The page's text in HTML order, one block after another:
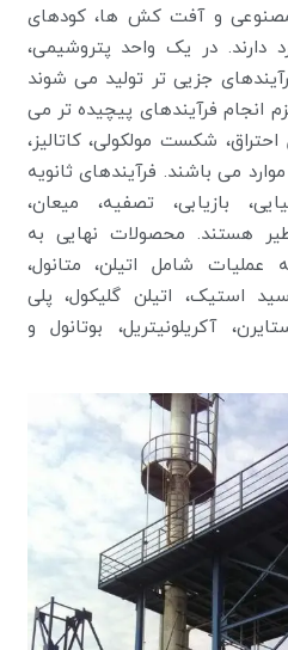
و آفت کش ها، کودهای
دارند. در یک واحد پتروشیمی،
جزیی تر تولید می شوند
انجام فرآیندهای پیچیده تر می
شکست مولکولی، کاتالیز،
می باشند. فرآیندهای ثانویه
بازیابی، تصفیه، میعان،
هستند. محصولات نهایی به
شامل اتیلن، متانول،
استیک، اتیلن گلیکول، پلی
آکریلونیتریل، بوتانول و